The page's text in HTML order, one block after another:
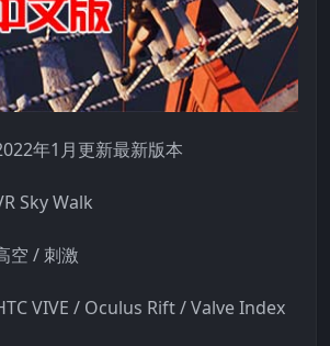
年1月更新最新版本
Sky Walk
空 / 刺激
VIVE / Oculus Rift / Valve Index